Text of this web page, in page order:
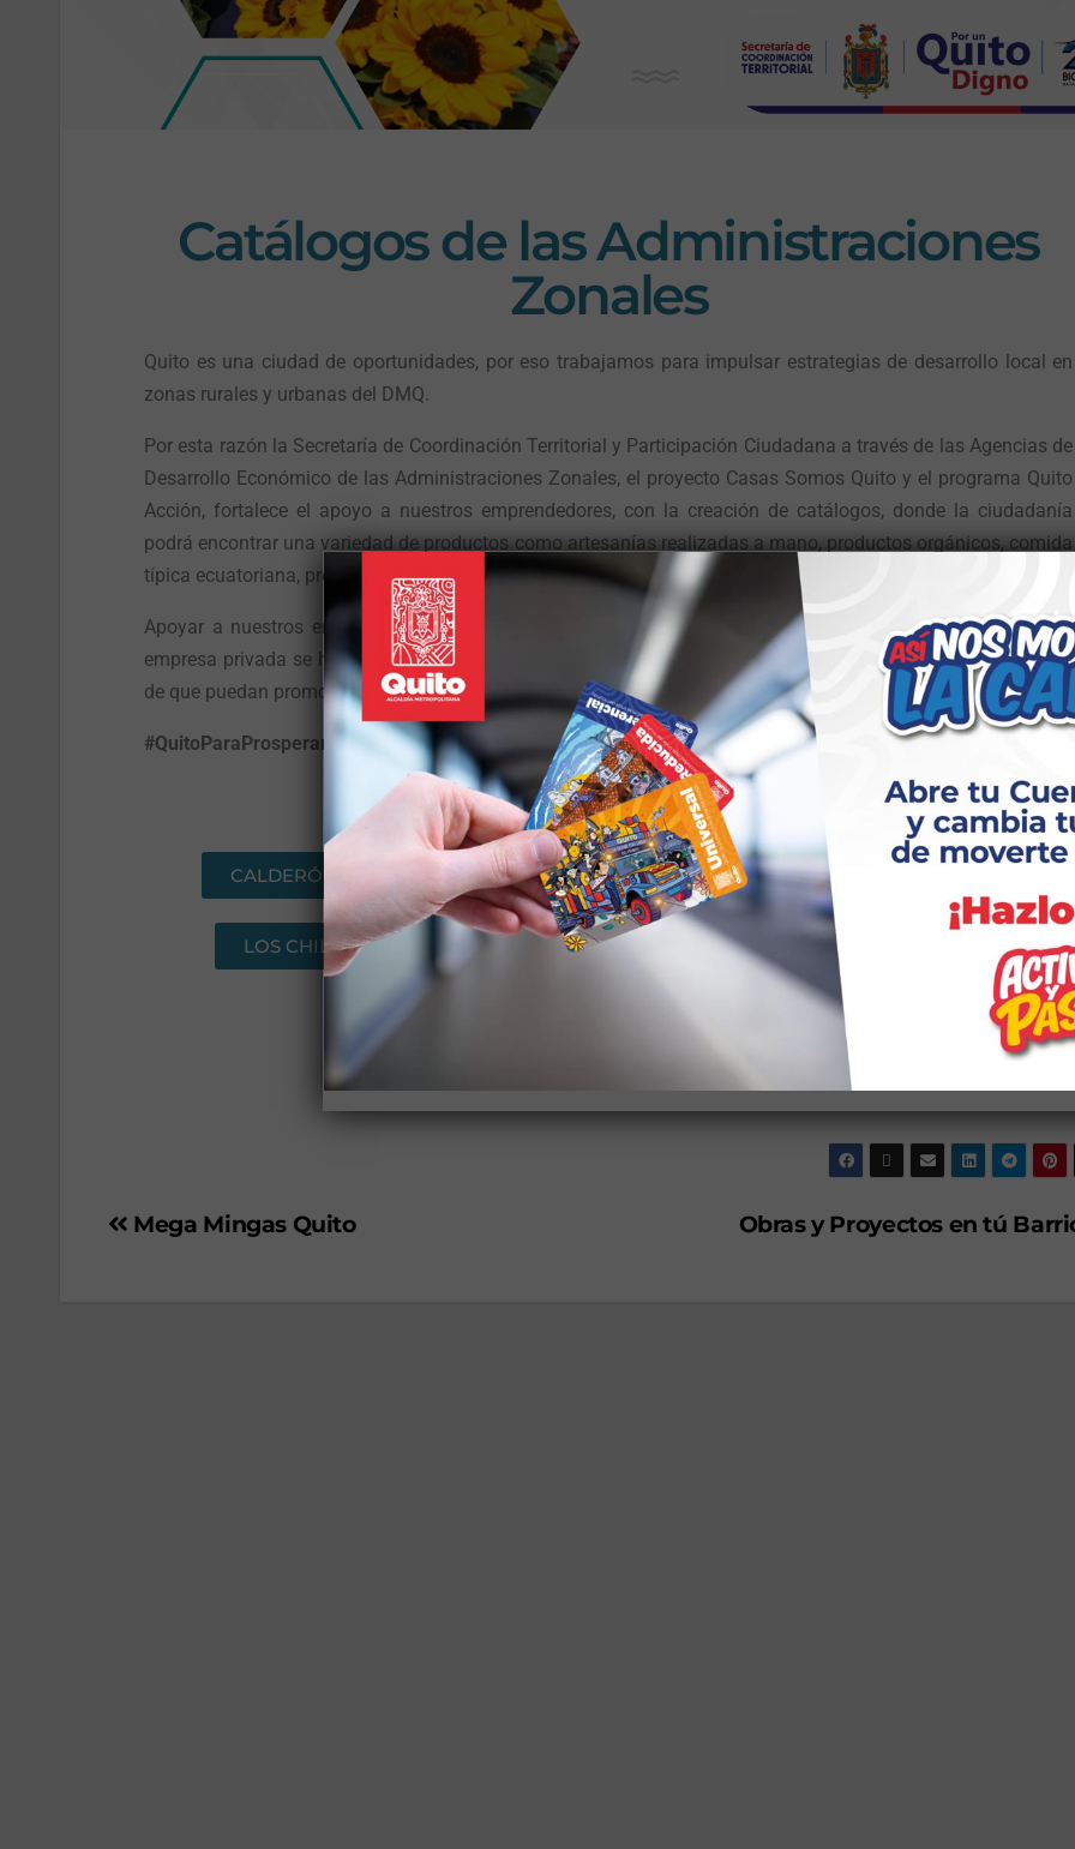
Catálogos de las Administraciones
Zonales
Quito es una ciudad de oportunidades, por eso trabajamos para impulsar estrategias de desarrollo local en
zonas rurales y urbanas del DMQ.
Por esta razón la Secretaría de Coordinación Territorial y Participación Ciudadana a través de las Agencias de
Desarrollo Económico de las Administraciones Zonales, el proyecto Casas Somos Quito y el programa Quito
Acción, fortalece el apoyo a nuestros emprendedores, con la creación de catálogos, donde la ciudadanía
podrá encontrar una variedad de productos como artesanías realizadas a mano, productos orgánicos, comida
típica ecuatoriana, productos de belleza o para el hogar, etc.
Apoyar a nuestros emprendedores es la mejor manera de reactivar la economía local, con el apoyo de la
empresa privada se han realizado capacitaciones de manejo de redes sociales, marca y marketing con el fin
de que puedan promocionar de manera correcta sus productos.
#QuitoParaProsperar
CALDERÓN ELOY ALFARO EUGENIO ESPEJO
LOS CHILLOS MANUELA SÁENZ QUITUMBE
Obras y Proyectos en tú
Mega Mingas Quito